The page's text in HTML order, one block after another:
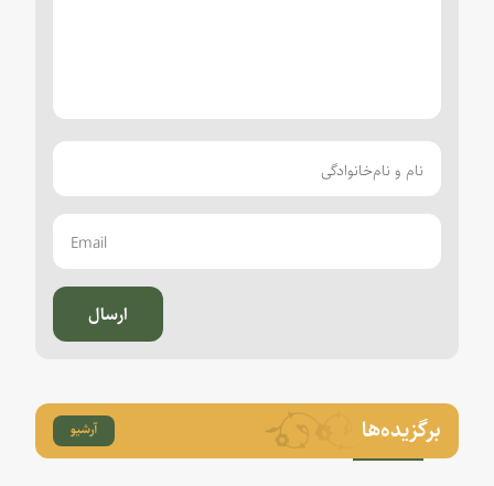
ارسال
برگزیده‌ها آرشیو